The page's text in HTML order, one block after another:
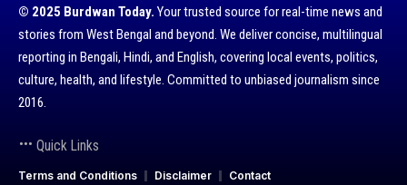
© 2025 Burdwan Today. Your trusted source for real-time news and
stories from West Bengal and beyond. We deliver concise, multilingual
reporting in Bengali, Hindi, and English, covering local events, politics,
culture, health, and lifestyle. Committed to unbiased journalism since
2016.
Quick Links
Terms and Conditions Disclaimer Contact